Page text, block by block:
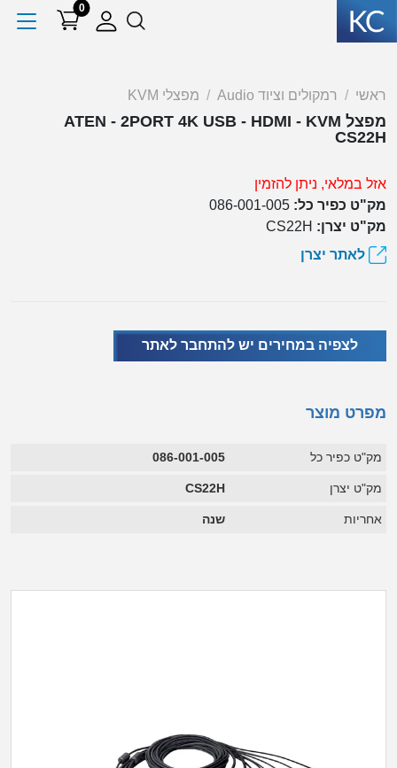
0
ראשי רמקולים וציוד Audio מפצלי KVM
מפצל ATEN - 2PORT 4K USB - HDMI - KVM
CS22H
אזל במלאי, ניתן להזמין
מק"ט כפיר כל: 086-001-005
מק"ט יצרן: CS22H
לאתר יצרן
לצפיה במחירים יש להתחבר לאתר
מפרט מוצר
מק"ט כפיר כל 086-001-005
מק"ט יצרן CS22H
אחריות שנה